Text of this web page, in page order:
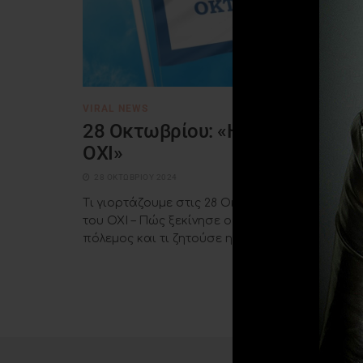
28 Οκτωβρίου: «Η επέτειος του
ΟΧΙ»
Τι γιορτάζουμε στις 28 Οκτωβρίου – Η
του ΟΧΙ – Πώς ξεκίνησε ο ελληνοϊταλικός
πόλεμος και τι ζητούσε η ...